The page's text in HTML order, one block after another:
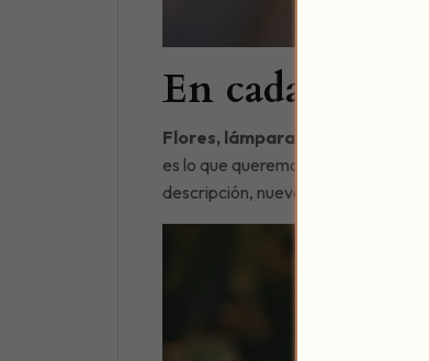
En cada
Flores, lámparas, libros, una
es lo que queremos que respires
descripción, nueva definición para